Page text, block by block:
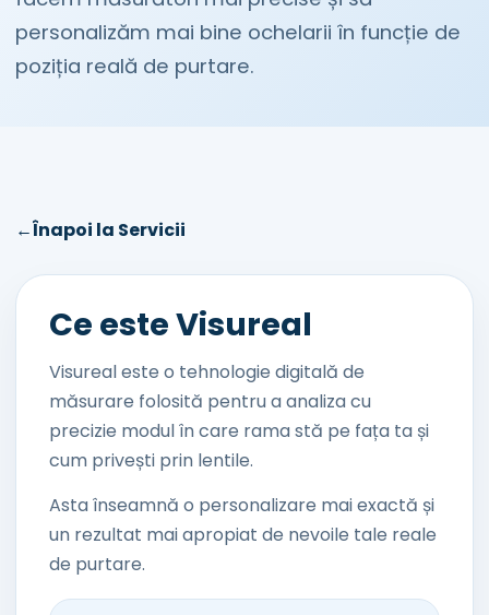
personalizăm mai bine ochelarii în funcție de
poziția reală de purtare.
←Înapoi la Servicii
Ce este Visureal
Visureal este o tehnologie digitală de
măsurare folosită pentru a analiza cu
precizie modul în care rama stă pe fața ta și
cum privești prin lentile.
Asta înseamnă o personalizare mai exactă și
un rezultat mai apropiat de nevoile tale reale
de purtare.